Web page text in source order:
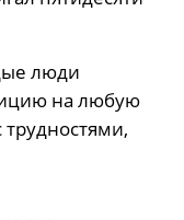
люди
на любую